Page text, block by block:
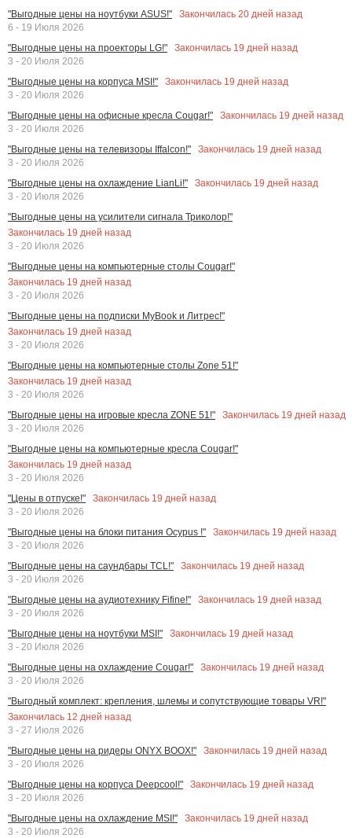
"Выгодные цены на ноутбуки ASUS!" Закончилась 20 дней назад
6 - 19 Июля 2026
"Выгодные цены на проекторы LG!"
Закончилась 19 дней назад
3 - 20 Июля 2026
"Выгодные цены на корпуса MSI!"
Закончилась 19 дней назад
3 - 20 Июля 2026
"Выгодные цены на офисные кресла Cougar!"
Закончилась 19 дней назад
3 - 20 Июля 2026
"Выгодные цены на телевизоры Iffalcon!"
Закончилась 19 дней назад
3 - 20 Июля 2026
"Выгодные цены на охлаждение LianLi!"
Закончилась 19 дней назад
3 - 20 Июля 2026
"Выгодные цены на усилители сигнала Триколор!"
Закончилась 19 дней назад
3 - 20 Июля 2026
"Выгодные цены на компьютерные столы Cougar!"
Закончилась 19 дней назад
3 - 20 Июля 2026
"Выгодные цены на подписки MyBook и Литрес!"
Закончилась 19 дней назад
3 - 20 Июля 2026
"Выгодные цены на компьютерные столы Zone 51!"
Закончилась 19 дней назад
3 - 20 Июля 2026
"Выгодные цены на игровые кресла ZONE 51!"
Закончилась 19 дней назад
3 - 20 Июля 2026
"Выгодные цены на компьютерные кресла Cougar!"
Закончилась 19 дней назад
3 - 20 Июля 2026
"Цены в отпуске!"
Закончилась 19 дней назад
3 - 20 Июля 2026
"Выгодные цены на блоки питания Ocypus !"
Закончилась 19 дней назад
3 - 20 Июля 2026
"Выгодные цены на саундбары TCL!"
Закончилась 19 дней назад
3 - 20 Июля 2026
"Выгодные цены на аудиотехнику Fifine!"
Закончилась 19 дней назад
3 - 20 Июля 2026
"Выгодные цены на ноутбуки MSI!"
Закончилась 19 дней назад
3 - 20 Июля 2026
"Выгодные цены на охлаждение Cougar!"
Закончилась 19 дней назад
3 - 20 Июля 2026
"Выгодный комплект: крепления, шлемы и сопутствующие товары VR!"
Закончилась 12 дней назад
3 - 27 Июля 2026
"Выгодные цены на ридеры ONYX BOOX!"
Закончилась 19 дней назад
3 - 20 Июля 2026
"Выгодные цены на корпуса Deepcool!"
Закончилась 19 дней назад
3 - 20 Июля 2026
"Выгодные цены на охлаждение MSI!"
Закончилась 19 дней назад
3 - 20 Июля 2026